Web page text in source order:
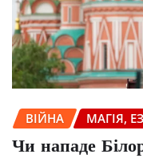
ВІЙНА МАГІЯ,
Чи нападе